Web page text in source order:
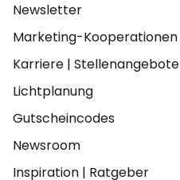
Newsletter
Marketing-Kooperationen
Karriere | Stellenangebote
Lichtplanung
Gutscheincodes
Newsroom
Inspiration | Ratgeber